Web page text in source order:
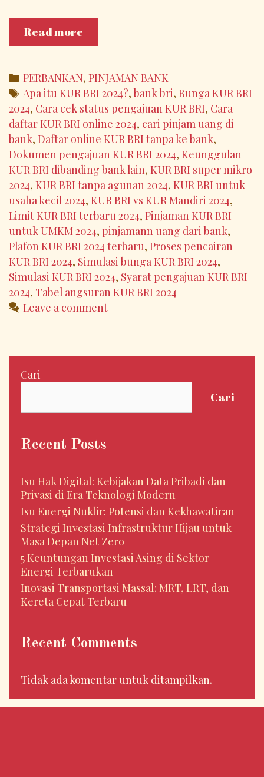
Read more
Pinjaman
BRI
2024:
Solusi
Pinjaman
Usaha
Mikro
dengan
Bunga
Rendah
Categories
PERBANKAN, PINJAMAN BANK
Tags
Apa itu KUR BRI 2024?,bank bri, Bunga KUR BRI
2024, Cara cek status pengajuan KUR BRI, Cara
daftar KUR BRI online 2024, cari pinjam uang di
bank, Daftar online KUR BRI tanpa ke bank,
Dokumen pengajuan KUR BRI 2024, Keunggulan
KUR BRI dibanding bank lain, KUR BRI super mikro
2024, KUR BRI tanpa agunan 2024, KUR BRI untuk
usaha kecil 2024, KUR BRI vs KUR Mandiri 2024,
Limit KUR BRI terbaru 2024, Pinjaman KUR BRI
untuk UMKM 2024, pinjamann uang dari bank,
Plafon KUR BRI 2024 terbaru, Proses pencairan
KUR BRI 2024, Simulasi bunga KUR BRI 2024,
Simulasi KUR BRI 2024, Syarat pengajuan KUR BRI
2024, Tabel angsuran KUR BRI 2024
Leave a comment
Cari
Cari
Recent Posts
Isu Hak Digital: Kebijakan Data Pribadi dan
Privasi di Era Teknologi Modern
Isu Energi Nuklir: Potensi dan Kekhawatiran
Strategi Investasi Infrastruktur Hijau untuk
Masa Depan Net Zero
5 Keuntungan Investasi Asing di Sektor
Energi Terbarukan
Inovasi Transportasi Massal: MRT, LRT, dan
Kereta Cepat Terbaru
Recent Comments
Tidak ada komentar untuk ditampilkan.